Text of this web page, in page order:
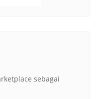
sebagai